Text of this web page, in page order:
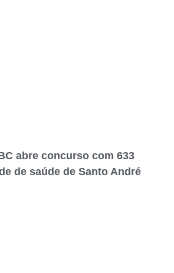
abre concurso com 633
de saúde de Santo André